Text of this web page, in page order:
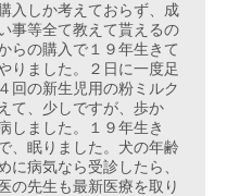
入しか考えておらず、成
事等全て教えて貰えるの
らの購入で１９年生きて
りました。２日に一度足
回の新生児用の粉ミルク
て、少しですが、歩か
しました。１９年生き
、眠りました。犬の年齢
に病気なら受診したら、
の先生も最新医療を取り